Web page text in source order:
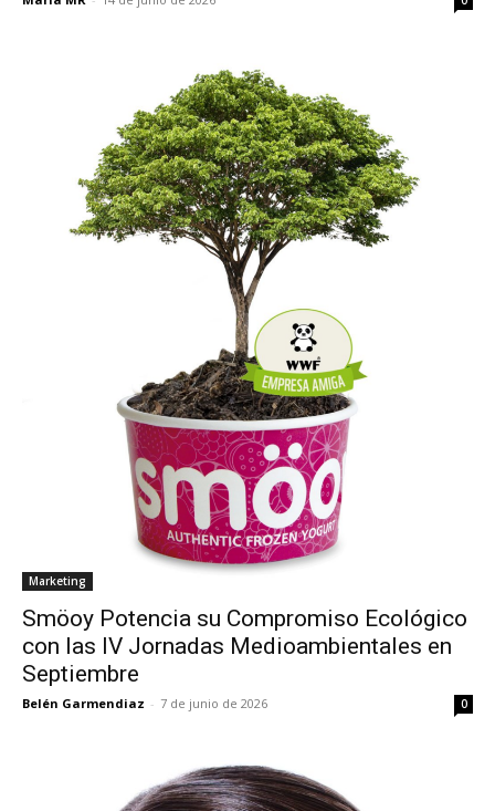
Marketing
Smöoy Potencia su Compromiso Ecológico
con las IV Jornadas Medioambientales en
Septiembre
Belén Garmendiaz - 7 de junio de 2026 0